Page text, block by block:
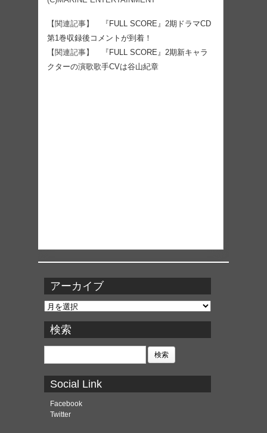
【関連記事】
『FULL SCORE』2期ドラマCD
第1巻収録後コメントが到着！
【関連記事】
『FULL SCORE』2期新キャラ
クターの演歌歌手CVは谷山紀章
アーカイブ
ア
カ
イ
ブ
検索
検
Social Link
Facebook
Twitter